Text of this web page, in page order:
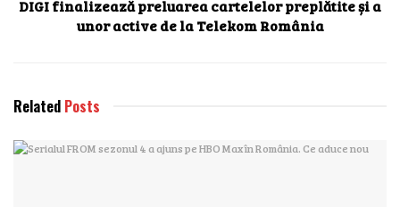
DIGI finalizează preluarea cartelelor preplătite și a
unor active de la Telekom România
Related Posts